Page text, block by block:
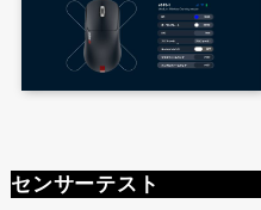
センサーテスト